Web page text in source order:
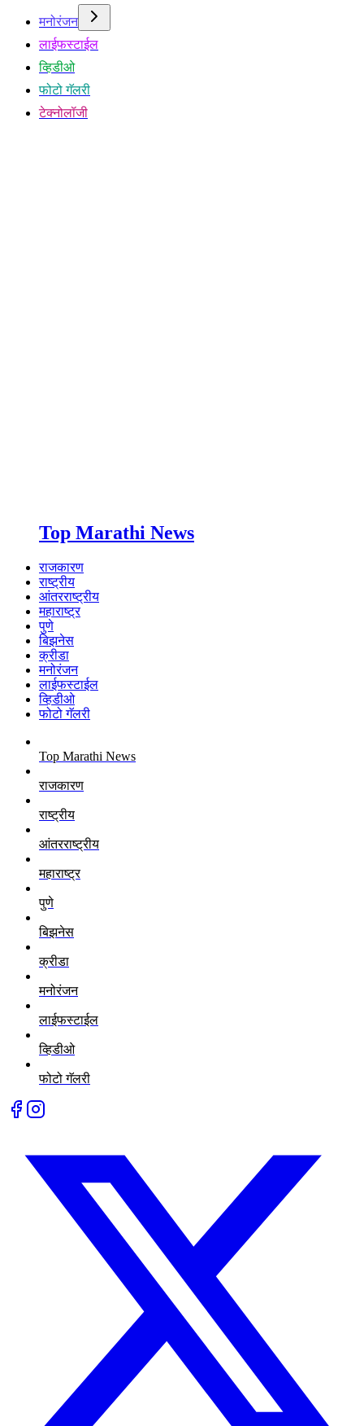
मनोरंजन
लाईफस्टाईल
व्हिडीओ
फोटो गॅलरी
टेक्नोलॉजी
Top Marathi News
राजकारण
राष्ट्रीय
आंतरराष्ट्रीय
महाराष्ट्र
पुणे
बिझनेस
क्रीडा
मनोरंजन
लाईफस्टाईल
व्हिडीओ
फोटो गॅलरी
Top Marathi News
राजकारण
राष्ट्रीय
आंतरराष्ट्रीय
महाराष्ट्र
पुणे
बिझनेस
क्रीडा
मनोरंजन
लाईफस्टाईल
व्हिडीओ
फोटो गॅलरी